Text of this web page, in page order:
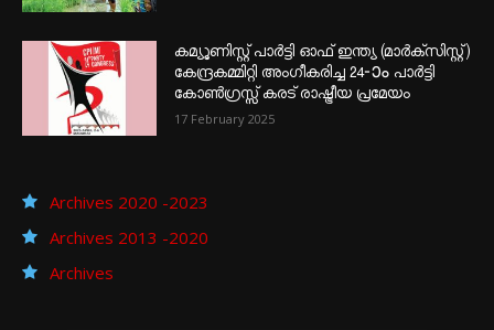
കമ്യൂണിസ്റ്റ് പാർട്ടി ഓഫ് ഇന്ത്യ (മാർക്സിസ്റ്റ്)
കേന്ദ്രകമ്മിറ്റി അംഗീകരിച്ച 24‐ാം പാർട്ടി
കോൺഗ്രസ്സ് കരട് രാഷ്ട്രീയ പ്രമേയം
17 February 2025
Archives 2020 -2023
Archives 2013 -2020
Archives